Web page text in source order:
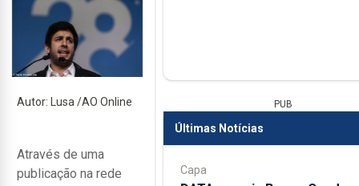
Autor: Lusa /AO Online
Através de uma
publicação na rede
PUB
Últimas Notícias
Capa